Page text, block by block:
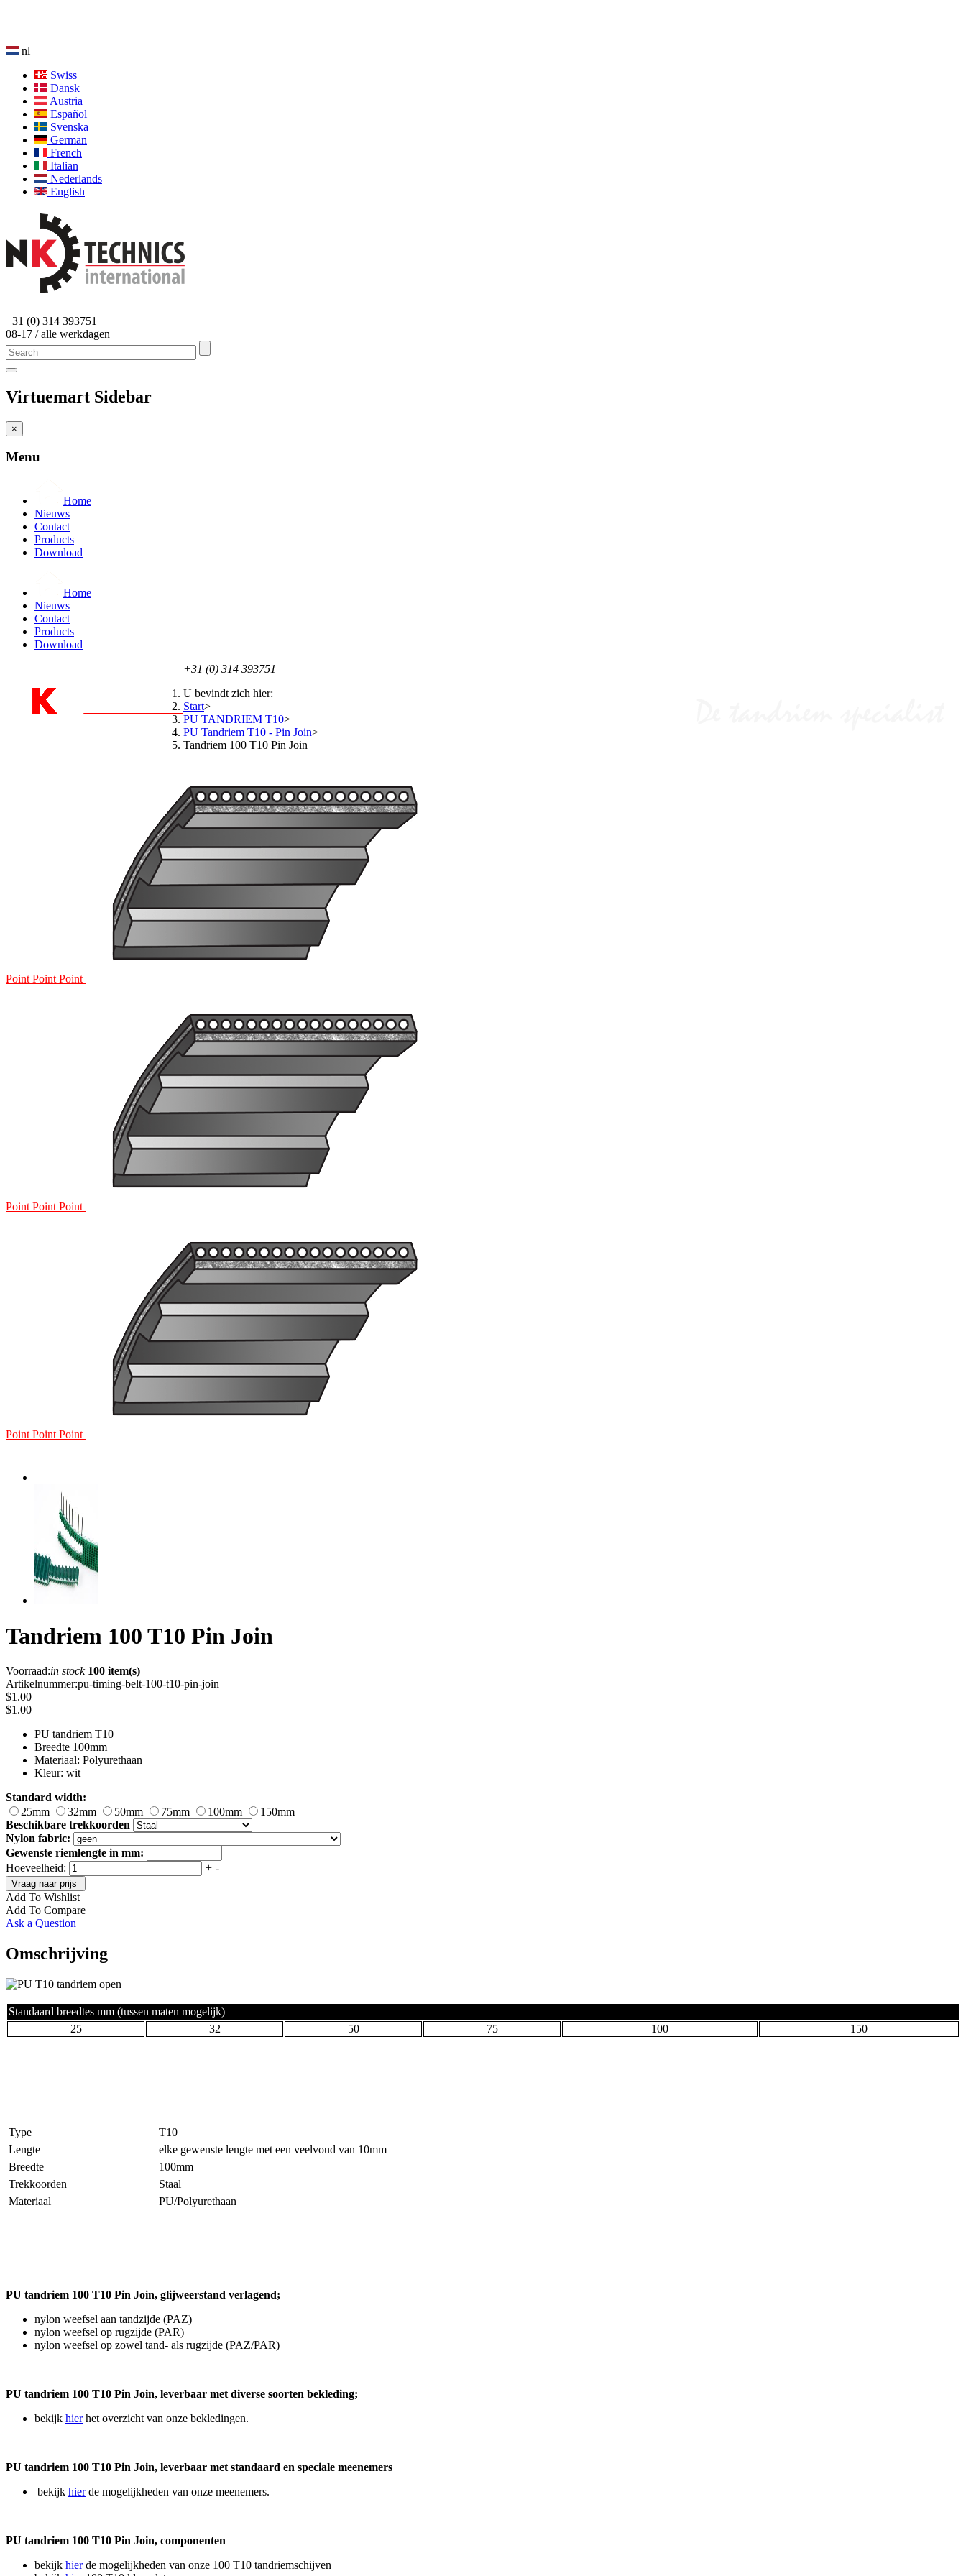
nl
Swiss
Dansk
Austria
Español
Svenska
German
French
Italian
Nederlands
English
+31 (0) 314 393751
08-17 / alle werkdagen
Virtuemart Sidebar
×
Menu
Home
Nieuws
Contact
Products
Download
Home
Nieuws
Contact
Products
Download
+31 (0) 314 393751
U bevindt zich hier:
Start>
PU TANDRIEM T10>
PU Tandriem T10 - Pin Join>
Tandriem 100 T10 Pin Join
Point Point Point
Point Point Point
Point Point Point
Tandriem 100 T10 Pin Join
Voorraad:in stock 100 item(s)
Artikelnummer:pu-timing-belt-100-t10-pin-join
$1.00
$1.00
PU tandriem T10
Breedte 100mm
Materiaal: Polyurethaan
Kleur: wit
Standard width:
25mm
32mm 50mm 75mm 100mm
150mm
Beschikbare trekkoorden
Nylon fabric:
Gewenste riemlengte in mm:
Hoeveelheid:
+ -
Vraag naar prijs
Add To Wishlist
Add To Compare
Ask a Question
Omschrijving
Standaard breedtes mm (tussen maten mogelijk)
25
32 50 75 100 150
Type
T10
Lengte
elke gewenste lengte met een veelvoud van 10mm
Breedte
100mm
Trekkoorden
Staal
Materiaal
PU/Polyurethaan
PU tandriem 100 T10 Pin Join, glijweerstand verlagend;
nylon weefsel aan tandzijde (PAZ)
nylon weefsel op rugzijde (PAR)
nylon weefsel op zowel tand- als rugzijde (PAZ/PAR)
PU tandriem 100 T10 Pin Join, leverbaar met diverse soorten bekleding;
bekijk hierhet overzicht van onze bekledingen.
PU tandriem 100 T10 Pin Join, leverbaar met standaard en speciale meenemers
bekijk hierde mogelijkheden van onze meenemers.
PU tandriem 100 T10 Pin Join, componenten
bekijk hierde mogelijkheden van onze 100 T10 tandriemschijven